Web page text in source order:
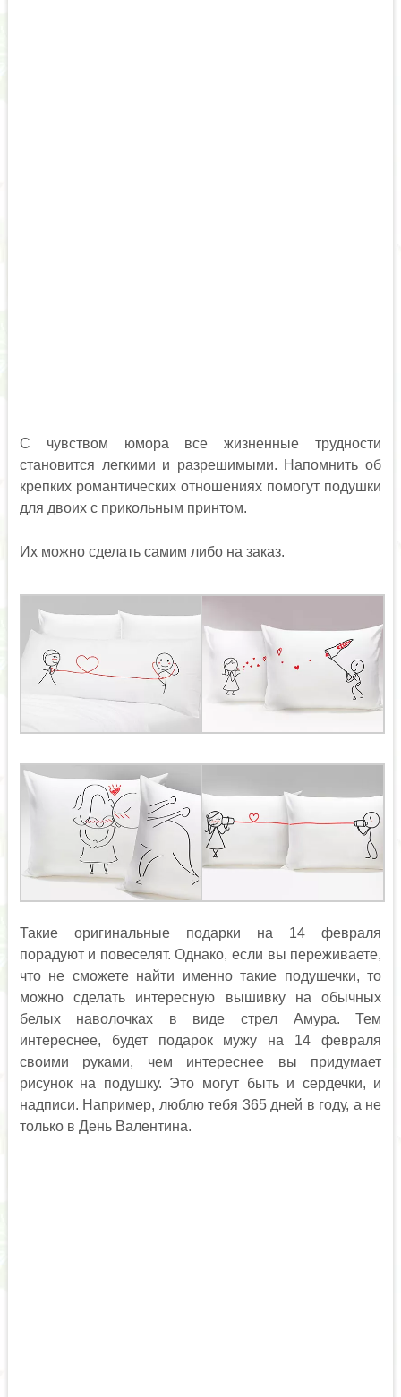
С чувством юмора все жизненные трудности
становится легкими и разрешимыми. Напомнить об
крепких романтических отношениях помогут подушки
для двоих с прикольным принтом.
Их можно сделать самим либо на заказ.
Такие оригинальные подарки на 14 февраля
порадуют и повеселят. Однако, если вы переживаете,
что не сможете найти именно такие подушечки, то
можно сделать интересную вышивку на обычных
белых наволочках в виде стрел Амура. Тем
интереснее, будет подарок мужу на 14 февраля
своими руками, чем интереснее вы придумает
рисунок на подушку. Это могут быть и сердечки, и
надписи. Например, люблю тебя 365 дней в году, а не
только в День Валентина.